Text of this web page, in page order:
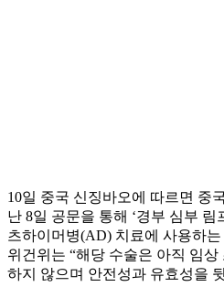
10일 중국 신징바오에 따르면 중
난 8일 공문을 통해 ‘경부 심부
츠하이머병(AD) 치료에 사용하
위건위는 “해당 수술은 아직 임
하지 않으며 안전성과 유효성을